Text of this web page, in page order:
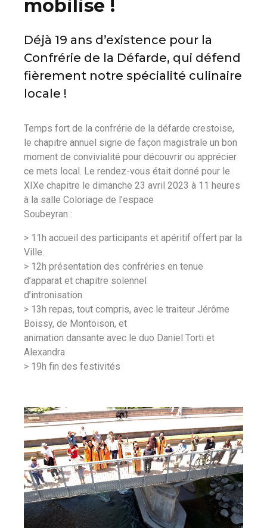
mobilise !
Déjà 19 ans d’existence pour la
Confrérie de la Défarde, qui défend
fièrement notre spécialité culinaire
locale !
Temps fort de la confrérie de la défarde crestoise,
le chapitre annuel signe de façon magistrale un bon
moment de convivialité pour découvrir ou apprécier
ce mets local. Le rendez-vous était donné pour le
XIXe chapitre le dimanche 23 avril 2023 à 11 heures
à la salle Coloriage de l’espace
Soubeyran :
> 11h accueil des participants et apéritif offert par la
Ville.
> 12h présentation des confréries en tenue
d’apparat et chapitre solennel
d’intronisation
> 13h repas, tout compris, avec le traiteur Jérôme
Boissy, de Montoison, et
animation dansante avec le duo Daniel Torti et
Alexandra
> 19h fin des festivités